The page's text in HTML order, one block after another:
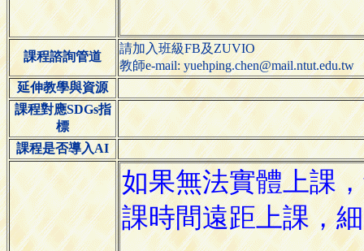
課程諮詢管道
請加入班級FB及ZUVIO
教師e-mail: yuehping.chen@mail.ntut.edu.tw
延伸教學與資源
課程對應SDGs指
標
課程是否導入AI